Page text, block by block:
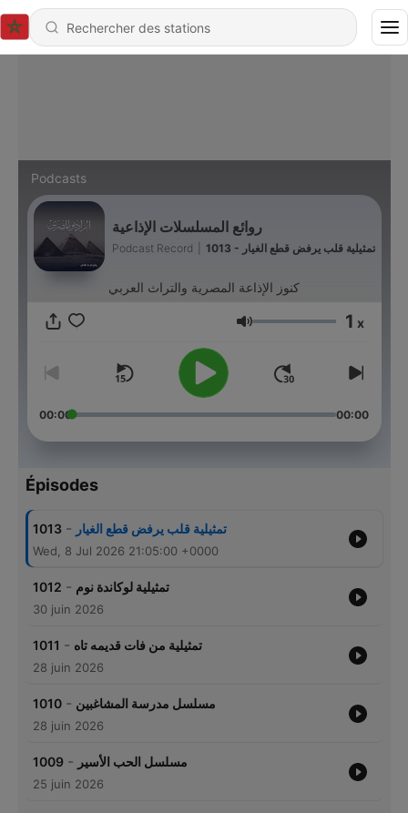
Podcasts
روائع المسلسلات الإذاعية
Podcast Record 1013 - تمثيلية قلب يرفض قطع الغيار
كنوز الإذاعة المصرية والتراث العربي
Volume 1 x
00:00 00:00
Épisodes
1013 - تمثيلية قلب يرفض قطع الغيار
Wed, 8 Jul 2026 21:05:00 +0000
1012 - تمثيلية لوكاندة نوم
30 juin 2026
1011 - تمثيلية من فات قديمه تاه
28 juin 2026
1010 - مسلسل مدرسة المشاغبين
28 juin 2026
1009 - مسلسل الحب الأسير
25 juin 2026